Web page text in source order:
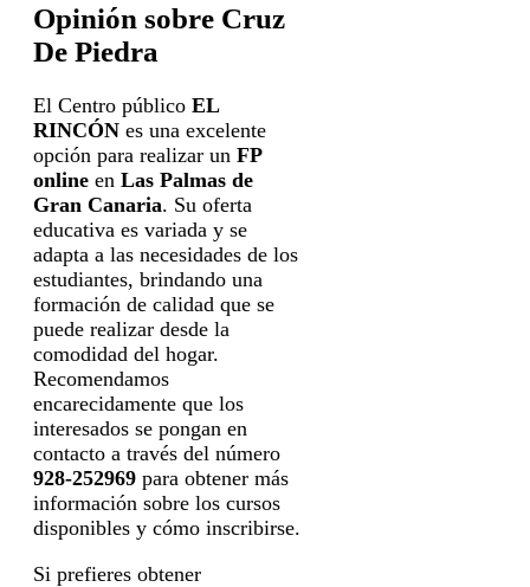
Opinión sobre Cruz
De Piedra
El Centro público EL
RINCÓN es una excelente
opción para realizar un FP
online en Las Palmas de
Gran Canaria. Su oferta
educativa es variada y se
adapta a las necesidades de los
estudiantes, brindando una
formación de calidad que se
puede realizar desde la
comodidad del hogar.
Recomendamos
encarecidamente que los
interesados se pongan en
contacto a través del número
928-252969 para obtener más
información sobre los cursos
disponibles y cómo inscribirse.
Si prefieres obtener